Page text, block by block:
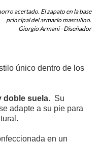
acertado. El zapato en la base
principal del armario masculino.
Giorgio Armani - Diseñador
único dentro de los
doble suela. Su
adapte a su pie para
en un